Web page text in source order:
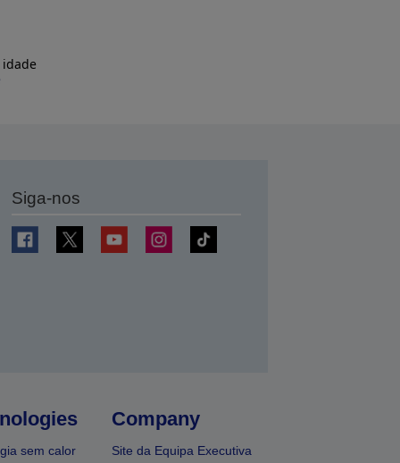
Siga-nos
sem calor
Company
Site da Equipa Executiva